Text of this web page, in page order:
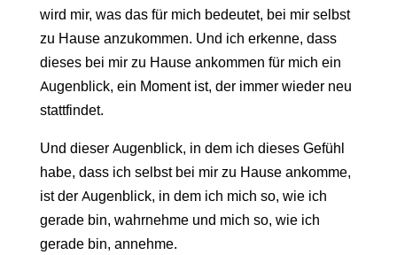
wird mir, was das für mich bedeutet, bei mir selbst
zu Hause anzukommen. Und ich erkenne, dass
dieses bei mir zu Hause ankommen für mich ein
Augenblick, ein Moment ist, der immer wieder neu
stattfindet.
Und dieser Augenblick, in dem ich dieses Gefühl
habe, dass ich selbst bei mir zu Hause ankomme,
ist der Augenblick, in dem ich mich so, wie ich
gerade bin, wahrnehme und mich so, wie ich
gerade bin, annehme.